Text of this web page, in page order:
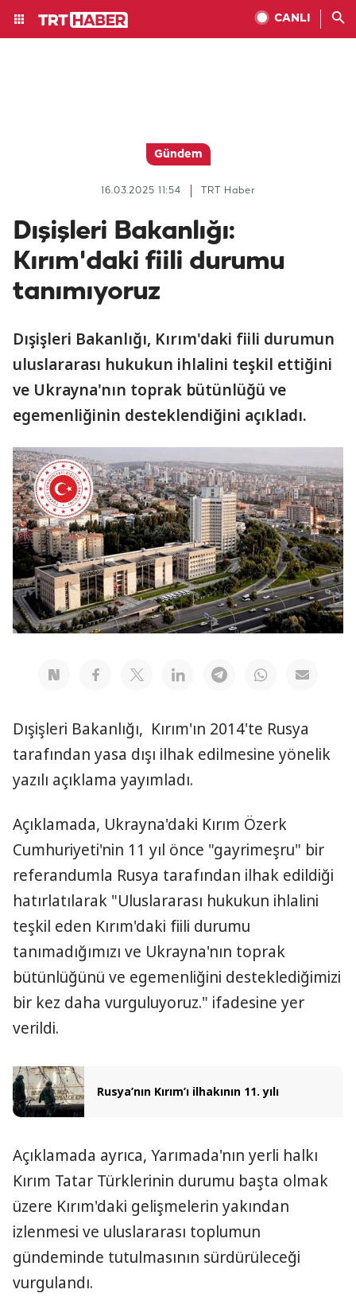
CANLI
Gündem
TRT Haber
16.03.2025 11:54
Dışişleri Bakanlığı:
Kırım'daki fiili durumu
tanımıyoruz
Dışişleri Bakanlığı, Kırım'daki fiili durumun
uluslararası hukukun ihlalini teşkil ettiğini
ve Ukrayna'nın toprak bütünlüğü ve
egemenliğinin desteklendiğini açıkladı.
Dışişleri Bakanlığı, Kırım'ın 2014'te Rusya
tarafından yasa dışı ilhak edilmesine yönelik
yazılı açıklama yayımladı.
Açıklamada, Ukrayna'daki Kırım Özerk
Cumhuriyeti'nin 11 yıl önce "gayrimeşru" bir
referandumla Rusya tarafından ilhak edildiği
hatırlatılarak "Uluslararası hukukun ihlalini
teşkil eden Kırım'daki fiili durumu
tanımadığımızı ve Ukrayna'nın toprak
bütünlüğünü ve egemenliğini desteklediğimizi
bir kez daha vurguluyoruz." ifadesine yer
verildi.
Rusya’nın Kırım’ı ilhakının 11. yılı
Açıklamada ayrıca, Yarımada'nın yerli halkı
Kırım Tatar Türklerinin durumu başta olmak
üzere Kırım'daki gelişmelerin yakından
izlenmesi ve uluslararası toplumun
gündeminde tutulmasının sürdürüleceği
vurgulandı.